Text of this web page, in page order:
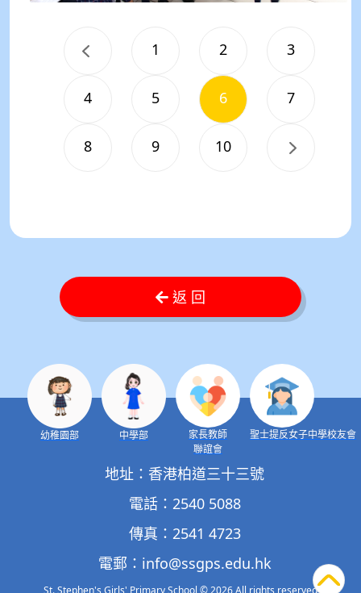
1 2 3
4 5 6 7
8 9 10
返 回
地址：香港柏道三十三號
電話：2540 5088
傳真：2541 4723
電郵： info@ssgps.edu.hk
幼稚園部 中學部
家長教師
聯誼會
聖士提反女子中學校友會